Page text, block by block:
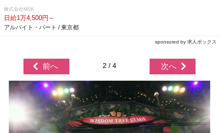
株式会社MSK
日給1万4,500円～
アルバイト・パート / 東京都
sponsored by 求人ボックス
前へ 2 / 4 次へ